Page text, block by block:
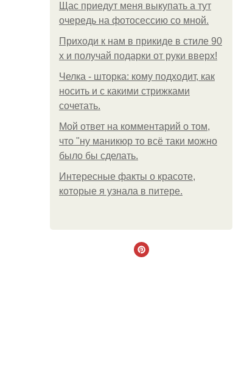
Щас приедут меня выкупать а тут
очередь на фотосессию со мной.
Приходи к нам в прикиде в стиле 90
х и получай подарки от руки вверх!
Челка - шторка: кому подходит, как
носить и с какими стрижками
сочетать.
Мой ответ на комментарий о том,
что "ну маникюр то всё таки можно
было бы сделать.
Интересные факты о красоте,
которые я узнала в питере.